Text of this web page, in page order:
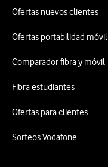
Ofertas nuevos clientes
Ofertas portabilidad móvil
Comparador fibra y móvil
Fibra estudiantes
Ofertas para clientes
Sorteos Vodafone